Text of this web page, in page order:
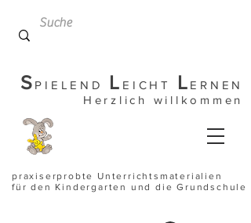
S PIELEND L EICHT L ERNEN
Herzlich willkommen
praxiserprobte Unterrichtsmaterialien
für den Kindergarten und die Grundschule